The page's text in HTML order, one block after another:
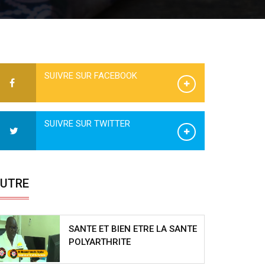
SUIVRE SUR FACEBOOK
SUIVRE SUR TWITTER
SANTE ET BIEN ETRE LA SANTE
POLYARTHRITE